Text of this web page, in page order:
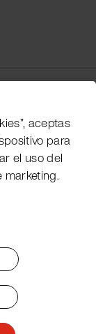
news, event
de datos
aceptas
para
el uso del